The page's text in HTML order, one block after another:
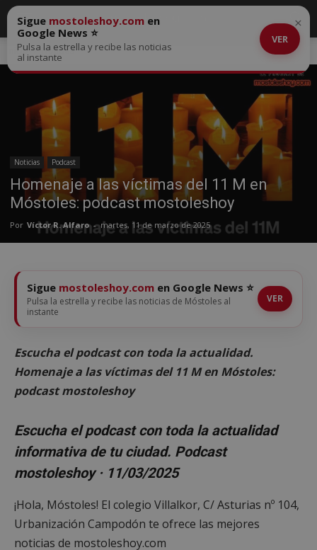
Inicio Noticias
Noticias Podcast
Homenaje a las víctimas del 11 M en
Móstoles: podcast mostoleshoy
Por Víctor R. Alfaro - martes, 11 de marzo de 2025
Sigue mostoleshoy.com en
Google News ⭐
Pulsa la estrella y recibe las noticias
al instante
VER
×
Sigue mostoleshoy.com en Google News ⭐
Pulsa la estrella y recibe las noticias de Móstoles al
instante
VER
Escucha el podcast con toda la actualidad.
Homenaje a las víctimas del 11 M en Móstoles:
podcast mostoleshoy
Escucha el podcast con toda la actualidad
informativa de tu ciudad. Podcast
mostoleshoy · 11/03/2025
¡Hola, Móstoles! El colegio Villalkor, C/ Asturias nº 104,
Urbanización Campodón te ofrece las mejores
noticias de mostoleshoy.com